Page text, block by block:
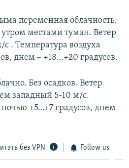
переменная облачность.
местами туман. Ветер
. Температура воздуха
днем – +18...+20 градусов.
Без осадков. Ветер
западный 5-10 м/с.
+5…+7 градусов, днем –
без VPN Follow us